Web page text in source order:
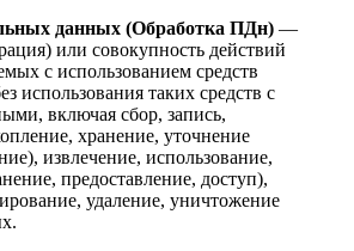
данных (Обработка ПДн) —
или совокупность действий
с использованием средств
использования таких средств с
включая сбор, запись,
хранение, уточнение
извлечение, использование,
предоставление, доступ),
удаление, уничтожение